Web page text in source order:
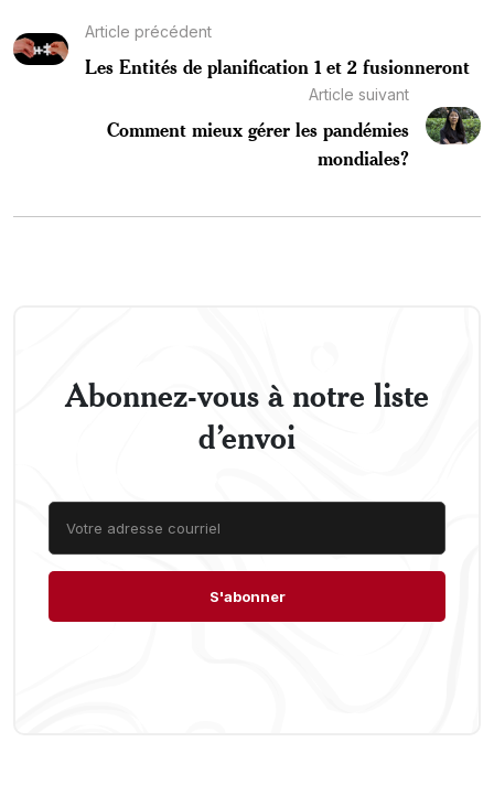
Article précédent
Les Entités de planification 1 et 2 fusionneront
Article suivant
Comment mieux gérer les pandémies
mondiales?
Abonnez-vous à notre liste
d’envoi